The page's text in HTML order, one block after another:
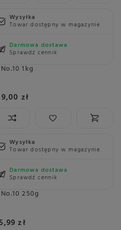
Wysyłka
Towar dostępny w magazynie
Darmowa dostawa
Sprawdź cennik
1kg
zł
Wysyłka
Towar dostępny w magazynie
Darmowa dostawa
Sprawdź cennik
250g
zł